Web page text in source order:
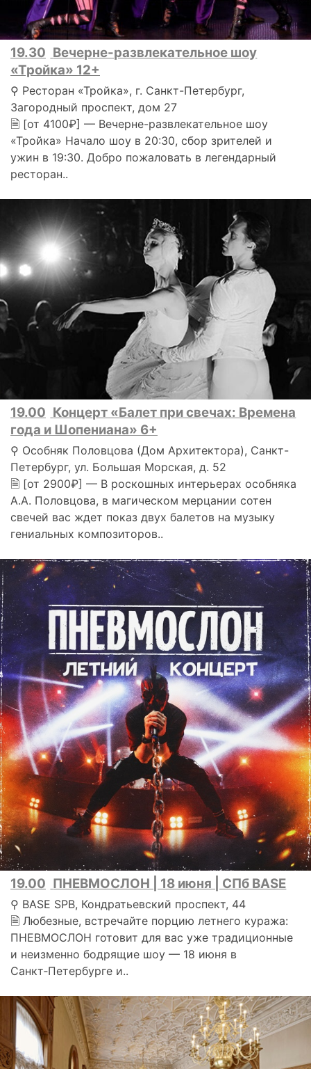
19.30 Вечерне-развлекательное шоу
«Тройка» 12+
⚲ Ресторан «Тройка», г. Санкт-Петербург,
Загородный проспект, дом 27
🗎 [от 4100₽] — Вечерне-развлекательное шоу
«Тройка» Начало шоу в 20:30, сбор зрителей и
ужин в 19:30. Добро пожаловать в легендарный
ресторан..
19.00 Концерт «Балет при свечах: Времена
года и Шопениана» 6+
⚲ Особняк Половцова (Дом Архитектора), Санкт-
Петербург, ул. Большая Морская, д. 52
🗎 [от 2900₽] — В роскошных интерьерах особняка
А.А. Половцова, в магическом мерцании сотен
свечей вас ждет показ двух балетов на музыку
гениальных композиторов..
19.00 ПНЕВМОСЛОН | 18 июня | СПб BASE
⚲ BASE SPB, Кондратьевский проспект, 44
🗎 Любезные, встречайте порцию летнего куража:
ПНЕВМОСЛОН готовит для вас уже традиционные
и неизменно бодрящие шоу — 18 июня в
Санкт‑Петербурге и..